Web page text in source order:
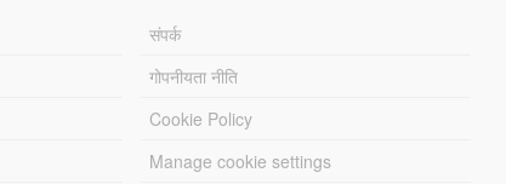
संपर्क
गोपनीयता नीति
Cookie Policy
Manage cookie settings